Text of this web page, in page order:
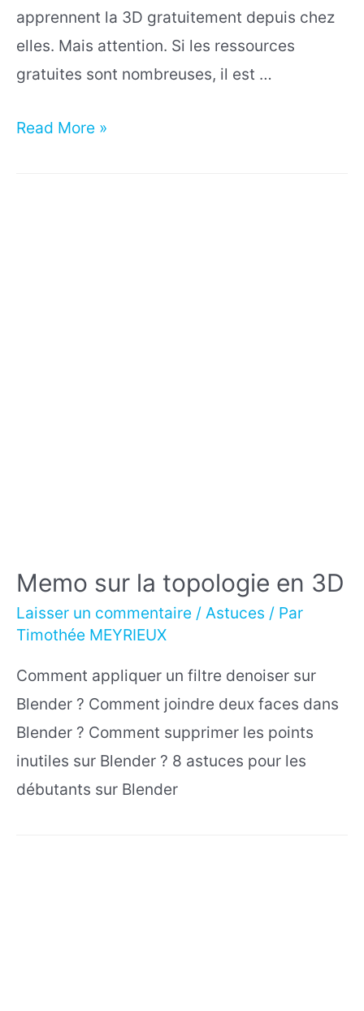
apprennent la 3D gratuitement depuis chez
elles. Mais attention. Si les ressources
gratuites sont nombreuses, il est …
Comment
Read More »
Memo sur la topologie en 3D
Laisser un commentaire / Astuces / Par
Timothée MEYRIEUX
Comment appliquer un filtre denoiser sur
Blender ? Comment joindre deux faces dans
Blender ? Comment supprimer les points
inutiles sur Blender ? 8 astuces pour les
débutants sur Blender